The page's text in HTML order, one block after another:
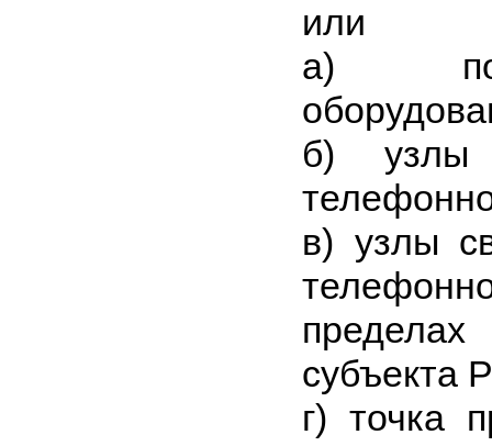
или
а)
б) узлы
в) узлы
субъекта
г) точка